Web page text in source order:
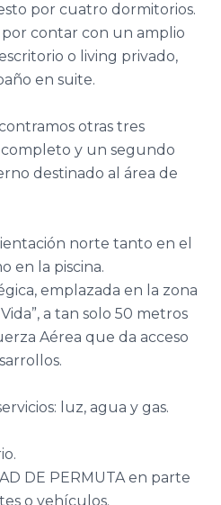
por cuatro dormitorios.
por contar con un amplio
o living privado,
en suite.
otras tres
y un segundo
destinado al área de
norte tanto en el
en la piscina.
emplazada en la zona
a tan solo 50 metros
Aérea que da acceso
luz, agua y gas.
DE PERMUTA en parte
o vehículos.